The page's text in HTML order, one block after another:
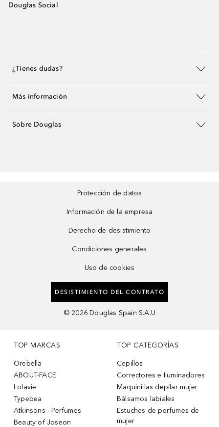
Douglas Social
¿Tienes dudas?
Más información
Sobre Douglas
Protección de datos
Información de la empresa
Derecho de desistimiento
Condiciones generales
Uso de cookies
DESISTIMIENTO DEL CONTRATO
© 2026 Douglas Spain S.A.U
TOP MARCAS
Orebella
ABOUT-FACE
Lolavie
Typebea
Atkinsons - Perfumes
Beauty of Joseon
TOP CATEGORÍAS
Cepillos
Correctores e Iluminadores
Maquinillas depilar mujer
Bálsamos labiales
Estuches de perfumes de
mujer